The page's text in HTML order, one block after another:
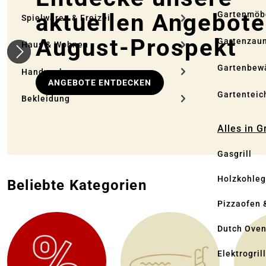
Spielwaren & Freizeit
Haus & Wohnen
Handwerken
Bekleidung
Gartenzaun
Alles in
Gasgrill
Pizzaofen
Dutch Oven
Elektrogrill
aktuellen
August-Prospekt
ANGEBOTE ENTDECKEN
Beliebte Kategorien